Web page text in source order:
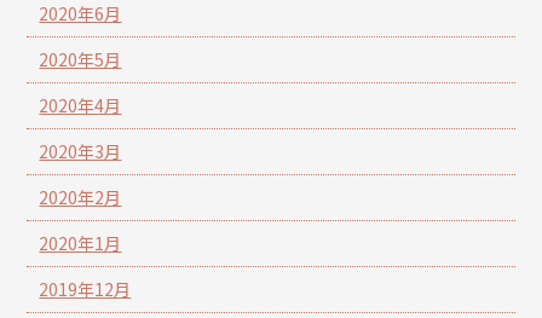
2020年6月
2020年5月
2020年4月
2020年3月
2020年2月
2020年1月
2019年12月